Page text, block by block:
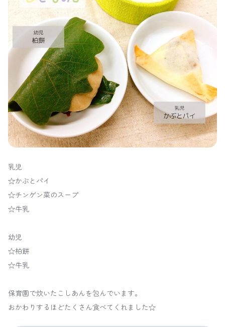
乳児
☆かぶとパイ
☆チンゲン菜のスープ
☆牛乳
幼児
☆柏餅
☆牛乳
保育園で炊いたこしあんを包んでいます。
おかわりするほどたくさん食べてくれました☆